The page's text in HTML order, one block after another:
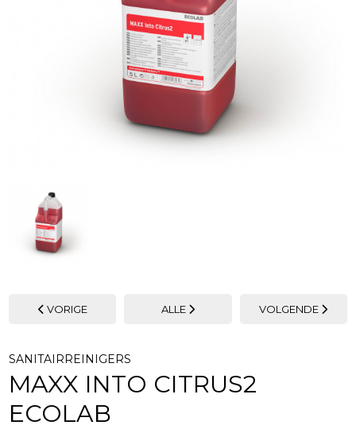
VORIGE ALLE VOLGENDE
SANITAIRREINIGERS
MAXX INTO CITRUS2
ECOLAB